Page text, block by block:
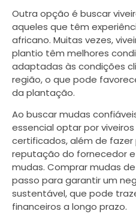
Outra opção é buscar
aqueles que têm
africano. Muitas vezes,
plantio têm melhores
adaptadas às condições
região, o que pode
da plantação.
Ao buscar mudas
essencial optar por
certificados, além de fazer
reputação do fornecedor
mudas. Comprar mudas
passo para garantir um
sustentável, que pode
financeiros a longo prazo.